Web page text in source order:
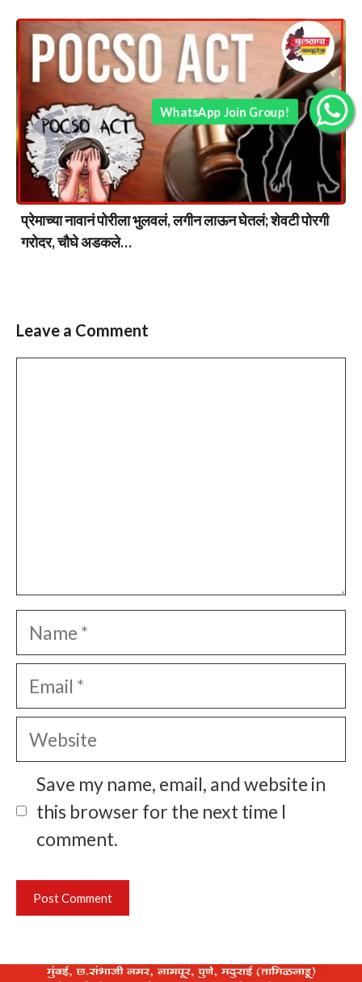
प्रेमाच्या नावानं पोरीला भुलवलं, लगीन लाऊन घेतलं; शेवटी पोरगी
गरोदर, चौघे अडकले…
Leave a Comment
Name
Email
Website
Save my name, email, and website in
this browser for the next time I
comment.
WhatsApp Join Group!